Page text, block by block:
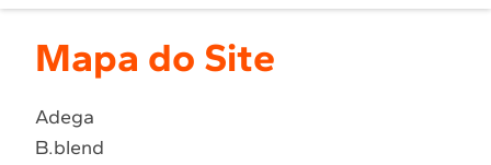
1º Geladeira
2
Fogao
4 º Lava Louça
5 º Cooktop
Mapa do Site
Adega
B.blend